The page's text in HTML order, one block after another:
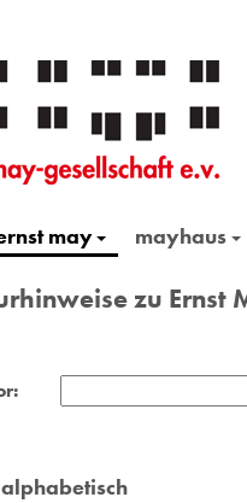
may mayhaus
zu Ernst